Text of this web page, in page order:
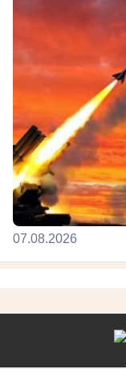
07.08.2026